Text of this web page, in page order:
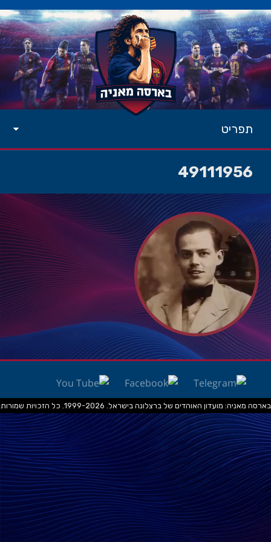
תפריט
49111956
בארסה מאניה: מועדון האוהדים של ברצלונה בישראל. 1999-2026. כל הזכויות שמורות